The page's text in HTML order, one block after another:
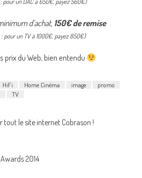
d’achat, 150€ de remise
pour un TV à 1000€, payez 850€)
prix du Web, bien entendu
HiFi Home Cinéma image
promo
TV
tout le site internet Cobrason !
2014